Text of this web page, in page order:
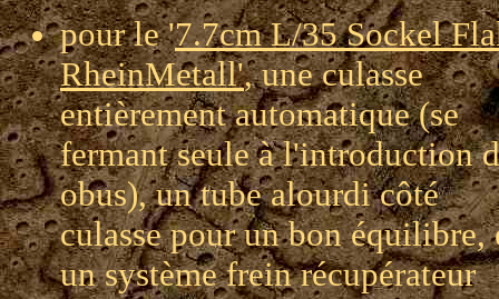
pour le '7.7cm L/35 Sockel
RheinMetall', une culasse
entièrement automatique (se
fermant seule à l'introduction
obus), un tube alourdi côté
culasse pour un bon équilibre,
un système frein récupérateur